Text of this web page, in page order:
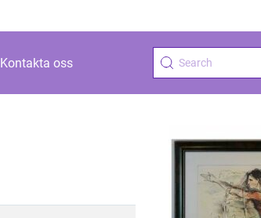
Kontakta oss